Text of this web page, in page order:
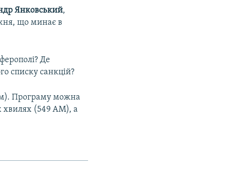
Янковський,
що минає в
Де
списку санкцій?
Програму можна
хвилях (549 АМ), а